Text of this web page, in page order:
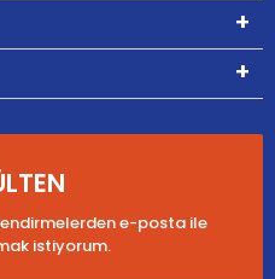
e-posta ile
istiyorum.